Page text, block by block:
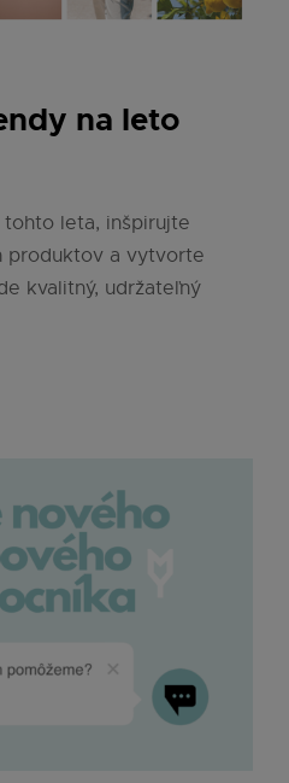
na leto
leta, inšpirujte
produktov a vytvorte
kvalitný, udržateľný